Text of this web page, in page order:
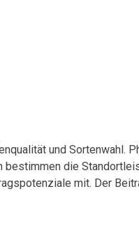
und Sortenwahl.
bestimmen die
mit. Der